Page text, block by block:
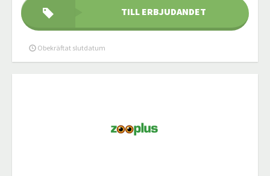
TILL ERBJUDANDET
Obekräftat slutdatum